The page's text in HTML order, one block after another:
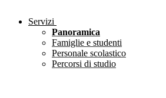
Servizi
Panoramica
Famiglie e studenti
Personale scolastico
Percorsi di studio